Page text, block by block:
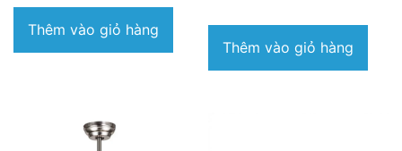
Thêm vào giỏ hàng
Thêm vào giỏ hàng